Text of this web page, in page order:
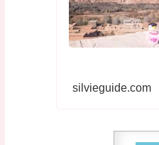
silvieguide.com